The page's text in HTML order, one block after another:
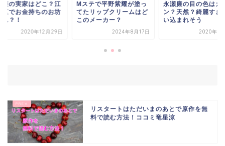
廉の実家はどこ？江
区でお金持ちのお坊
？！
2020年12月29日
Mステで平野紫耀が塗っ
てたリップクリームはど
このメーカー？
2024年8月17日
永瀬廉の目の色はカ
ン？天然？綺麗すぎ
い込まれそう
2020年8
リスタートはただいまのあとで原作を無
料で読む方法！ココミ竜星涼